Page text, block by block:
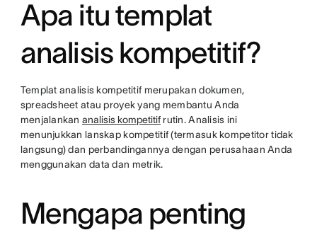
Apa itu templat
analisis kompetitif?
Templat analisis kompetitif merupakan dokumen,
spreadsheet atau proyek yang membantu Anda
menjalankananalisis kompetitif rutin. Analisis ini
menunjukkan lanskap kompetitif (termasuk kompetitor tidak
langsung) dan perbandingannya dengan perusahaan Anda
menggunakan data dan metrik.
Mengapa penting